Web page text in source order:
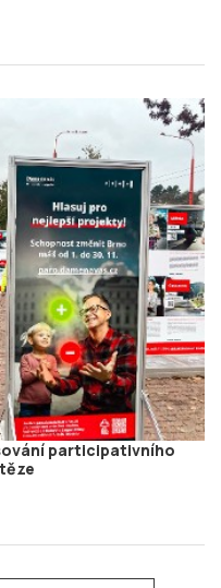
participativního